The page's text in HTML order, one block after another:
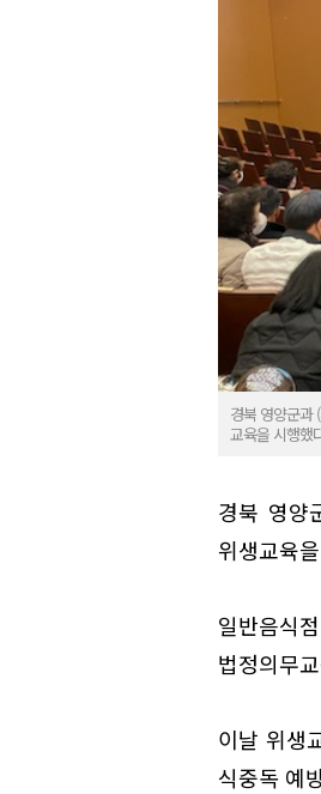
경북 영양군과
교육을 시행했
경북 영양
위생교육
일반음식
법정의무
이날 위생
식중독 예